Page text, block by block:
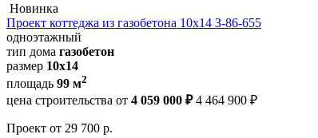
Новинка
Проект коттеджа из газобетона 10х14 З-86-655
одноэтажный
тип дома газобетон
размер 10x14
площадь 99 м2
цена строительства от 4 059 000 ₽ 4 464 900 ₽
Проект от 29 700 р.